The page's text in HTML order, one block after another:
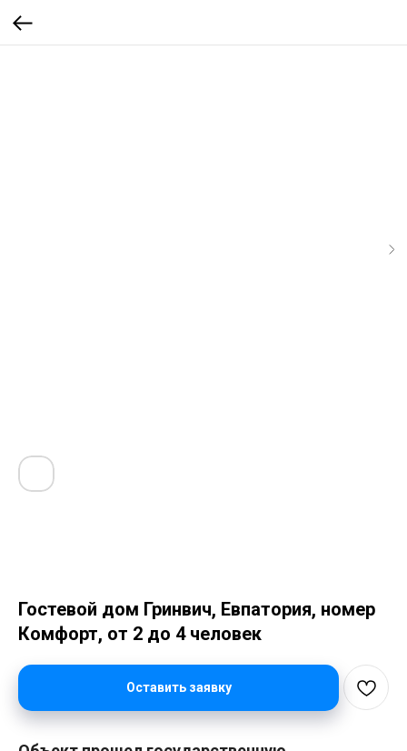
Гостевой дом Гринвич, Евпатория, номер
Комфорт, от 2 до 4 человек
Оставить заявку